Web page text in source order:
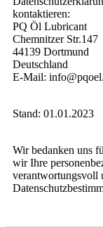
kontaktieren:
PQ Öl Lubricant
Chemnitzer Str.147
44139 Dortmund
Deutschland
E-Mail:
Stand: 01.01.2023
Wir bedanken uns
wir Ihre
verantwortungsvoll